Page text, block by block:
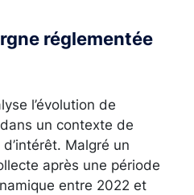
réglementée
l’évolution de
un contexte de
Malgré un
après une période
entre 2022 et